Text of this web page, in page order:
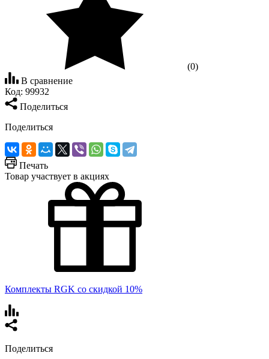
(0)
В сравнение
Код: 99932
Поделиться
Поделиться
Печать
Товар участвует в акциях
Комплекты RGK со скидкой 10%
Поделиться